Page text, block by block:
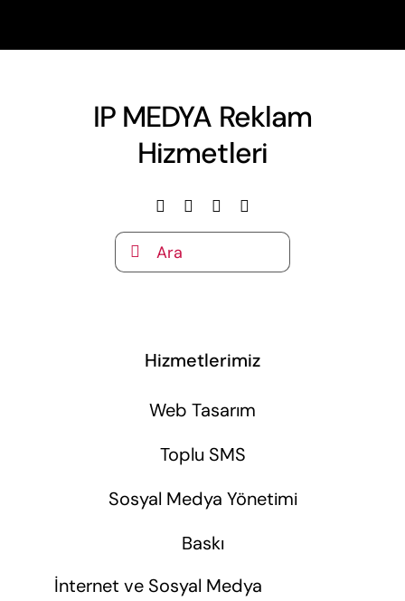
IP MEDYA Reklam
Hizmetleri
Ara:
Hizmetlerimiz
Web Tasarım
Toplu SMS
Sosyal Medya Yönetimi
Baskı
İnternet ve Sosyal Medya